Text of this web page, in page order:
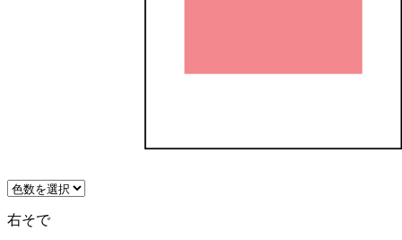
右そで